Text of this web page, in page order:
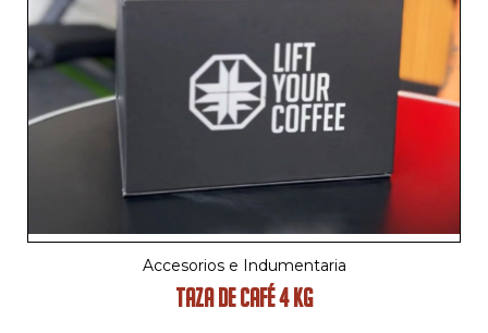
Accesorios e Indumentaria
TAZA DE CAFÉ 4 KG